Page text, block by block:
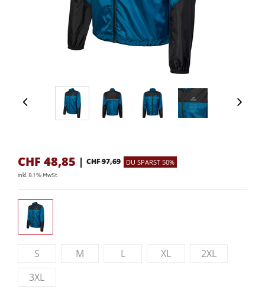
CHF 48,85 | CHF 97,69 DU SPARST 50%
inkl. 8.1 % MwSt.
S M L XL
2XL
3XL